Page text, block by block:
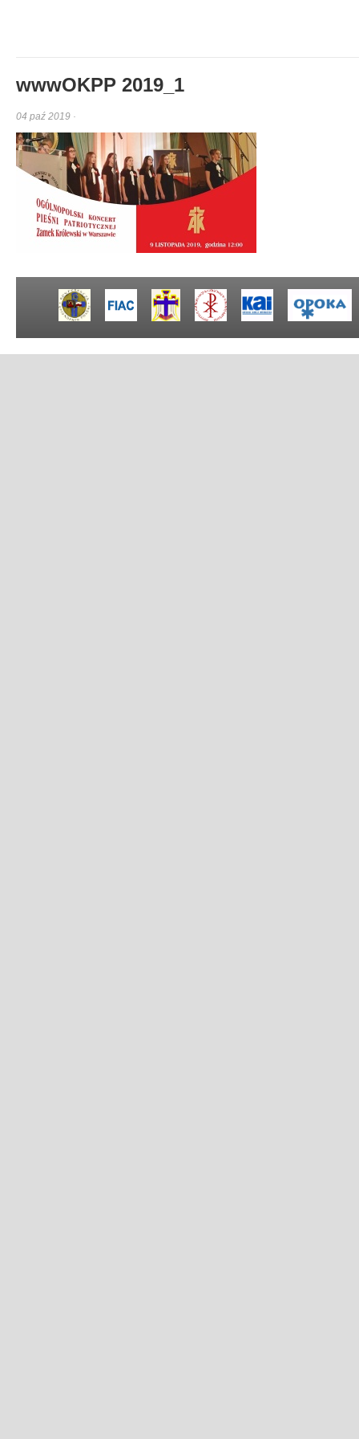
wwwOKPP 2019_1
04 paź 2019 ·